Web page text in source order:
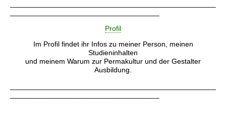
Profil
Im Profil findet ihr Infos zu meiner Person, meinen
Studieninhalten
und meinem Warum zur Permakultur und der Gestalter
Ausbildung.